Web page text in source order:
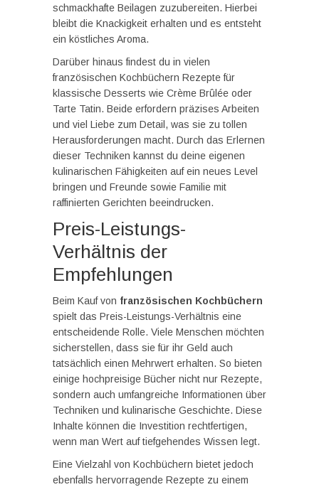
schmackhafte Beilagen zuzubereiten. Hierbei
bleibt die Knackigkeit erhalten und es entsteht
ein köstliches Aroma.
Darüber hinaus findest du in vielen
französischen Kochbüchern Rezepte für
klassische Desserts wie Crème Brûlée oder
Tarte Tatin. Beide erfordern präzises Arbeiten
und viel Liebe zum Detail, was sie zu tollen
Herausforderungen macht. Durch das Erlernen
dieser Techniken kannst du deine eigenen
kulinarischen Fähigkeiten auf ein neues Level
bringen und Freunde sowie Familie mit
raffinierten Gerichten beeindrucken.
Preis-Leistungs-
Verhältnis der
Empfehlungen
Beim Kauf von französischen Kochbüchern
spielt das Preis-Leistungs-Verhältnis eine
entscheidende Rolle. Viele Menschen möchten
sicherstellen, dass sie für ihr Geld auch
tatsächlich einen Mehrwert erhalten. So bieten
einige hochpreisige Bücher nicht nur Rezepte,
sondern auch umfangreiche Informationen über
Techniken und kulinarische Geschichte. Diese
Inhalte können die Investition rechtfertigen,
wenn man Wert auf tiefgehendes Wissen legt.
Eine Vielzahl von Kochbüchern bietet jedoch
ebenfalls hervorragende Rezepte zu einem